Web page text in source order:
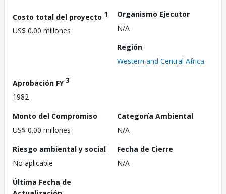
Costo total del proyecto 1
US$ 0.00 millones
Organismo Ejecutor
N/A
Región
Western and Central Africa
Aprobación FY3
1982
Monto del Compromiso
US$ 0.00 millones
Categoría Ambiental
N/A
Riesgo ambiental y social
No aplicable
Fecha de Cierre
N/A
Última Fecha de